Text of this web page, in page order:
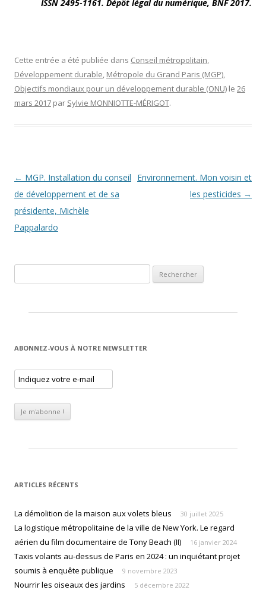
ISSN 2495-1161. Dépôt légal du numérique, BNF 2017.
Cette entrée a été publiée dans Conseil métropolitain,
Développement durable, Métropole du Grand Paris (MGP),
Objectifs mondiaux pour un développement durable (ONU) le 26
mars 2017 par Sylvie MONNIOTTE-MÉRIGOT.
Navigation des articles
← MGP. Installation du conseil
de développement et de sa
présidente, Michèle
Pappalardo
Environnement. Mon voisin et
les pesticides →
ABONNEZ-VOUS À NOTRE NEWSLETTER
ARTICLES RÉCENTS
La démolition de la maison aux volets bleus 30 juillet 2025
La logistique métropolitaine de la ville de New York. Le regard
aérien du film documentaire de Tony Beach (II)
16 janvier 2024
Taxis volants au-dessus de Paris en 2024 : un inquiétant projet
soumis à enquête publique
9 novembre 2023
Nourrir les oiseaux des jardins 5 décembre 2022